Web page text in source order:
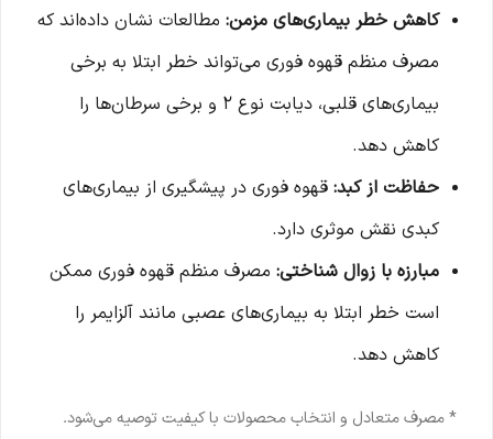
کاهش خطر بیماری‌های مزمن: مطالعات نشان داده‌اند که
مصرف منظم قهوه فوری می‌تواند خطر ابتلا به برخی
بیماری‌های قلبی، دیابت نوع ۲ و برخی سرطان‌ها را
کاهش دهد.
حفاظت از کبد: قهوه فوری در پیشگیری از بیماری‌های
کبدی نقش موثری دارد.
مبارزه با زوال شناختی: مصرف منظم قهوه فوری ممکن
است خطر ابتلا به بیماری‌های عصبی مانند آلزایمر را
کاهش دهد.
* مصرف متعادل و انتخاب محصولات با کیفیت توصیه می‌شود.